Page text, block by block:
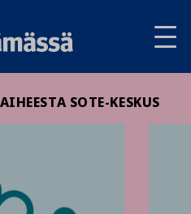
SOTE-KESKUS